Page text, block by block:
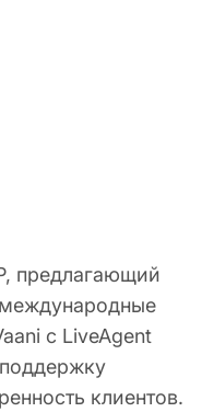
предлагающий
с LiveAgent
клиентов.